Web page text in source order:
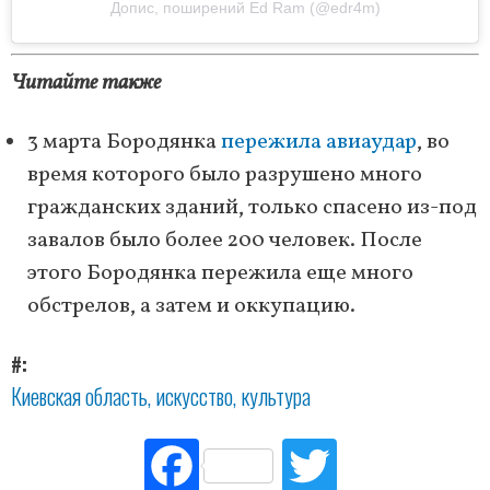
Допис, поширений Ed Ram (@edr4m)
Читайте также
3 марта Бородянкапережила авиаудар, во
время которого было разрушено много
гражданских зданий, только спасено из-под
завалов было более 200 человек. После
этого Бородянка пережила еще много
обстрелов, а затем и оккупацию.
#
Киевская область искусство культура
Fac